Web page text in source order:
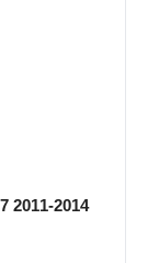
2011-2014